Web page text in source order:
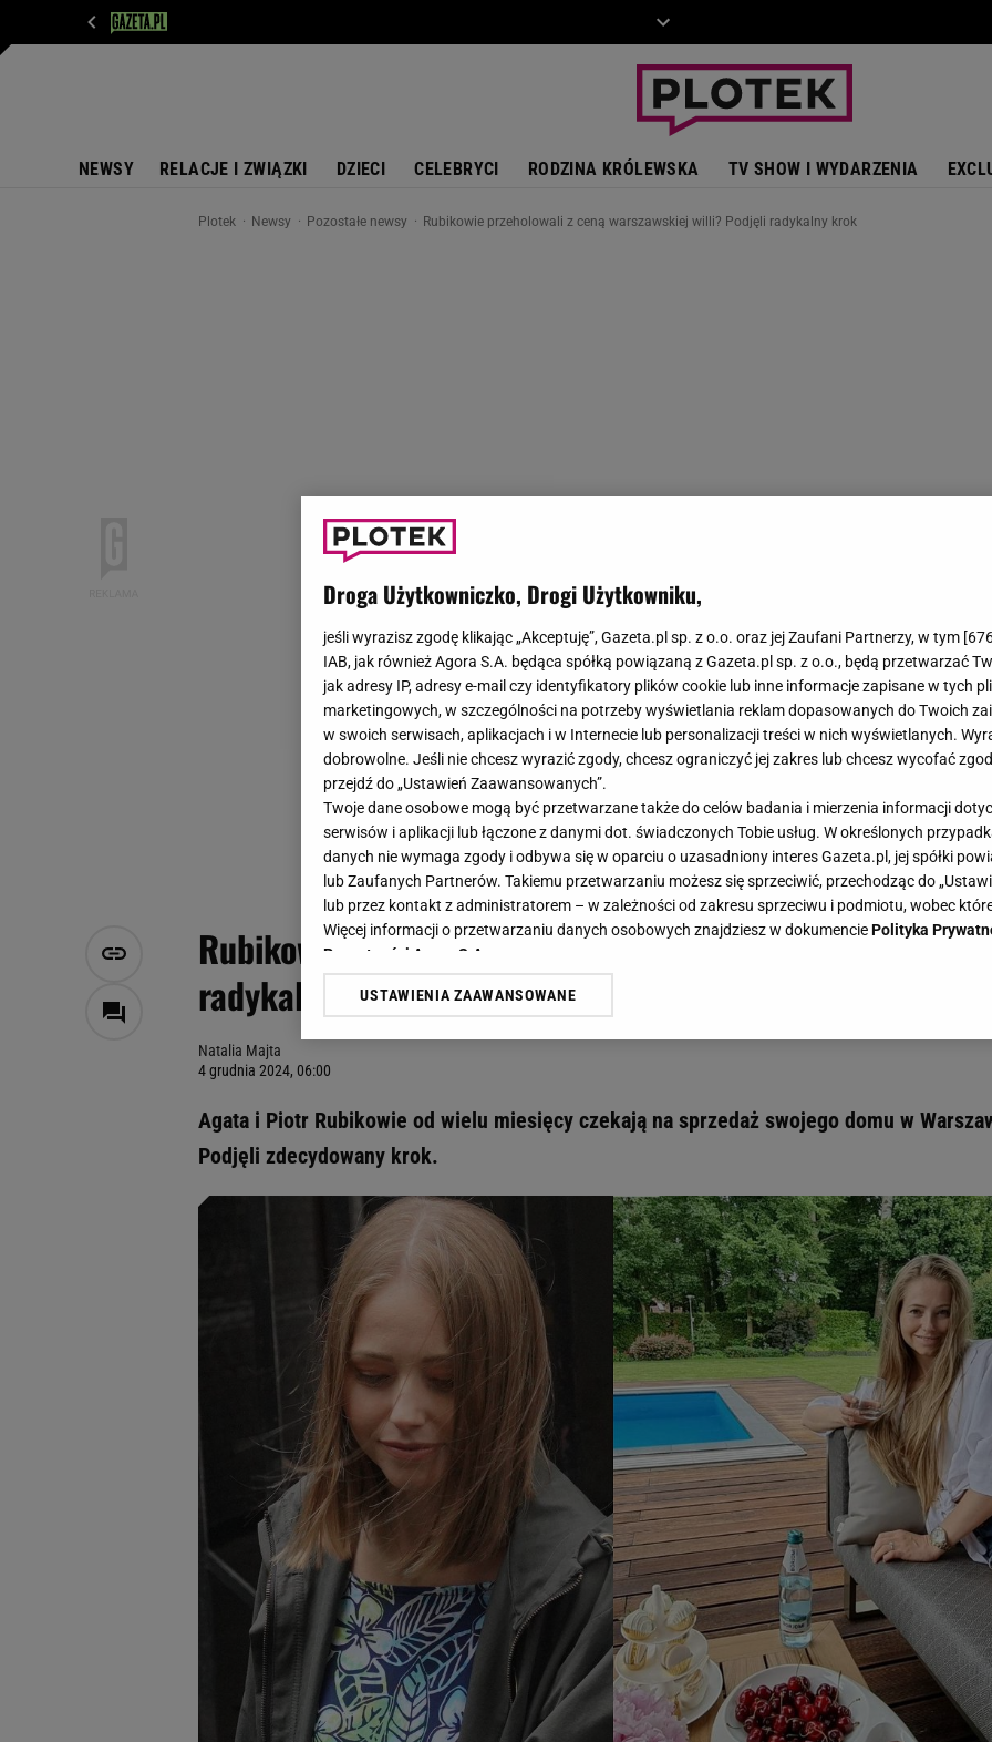
NEWSY RELACJE I ZWIĄZKI DZIECI CELEBRYCI RODZINA KRÓLEWSKA TV SHOW I WYDARZENIA
Plotek Newsy Pozostałe newsy Rubikowie przeholowali z ceną warszawskiej willi? Podjęli radykalny krok
Rubikowie przeholowali z ceną warszawskiej willi?
radykalny krok
Natalia Majta
4 grudnia 2024, 06:00
Agata i Piotr Rubikowie od wielu miesięcy czekają na sprzedaż swojego domu w
Podjęli zdecydowany krok.
Droga Użytkowniczko, Drogi Użytkowniku,
jeśli wyrazisz zgodę klikając „Akceptuję”, Gazeta.pl sp. z o.o. oraz jej Zaufani Partnerzy, w tym [
IAB, jak również Agora S.A. będąca spółką powiązaną z Gazeta.pl sp. z o.o., będą przetwarzać
jak adresy IP, adresy e-mail czy identyfikatory plików cookie lub inne informacje zapisane w tych
marketingowych, w szczególności na potrzeby wyświetlania reklam dopasowanych do Twoich
w swoich serwisach, aplikacjach i w Internecie lub personalizacji treści w nich wyświetlanych.
dobrowolne. Jeśli nie chcesz wyrazić zgody, chcesz ograniczyć jej zakres lub chcesz wycofać
przejdź do „Ustawień Zaawansowanych”.
Twoje dane osobowe mogą być przetwarzane także do celów badania i mierzenia informacji
serwisów i aplikacji lub łączone z danymi dot. świadczonych Tobie usług. W określonych
danych nie wymaga zgody i odbywa się w oparciu o uzasadniony interes Gazeta.pl, jej spółki
lub Zaufanych Partnerów. Takiemu przetwarzaniu możesz się sprzeciwić, przechodząc do
lub przez kontakt z administratorem – w zależności od zakresu sprzeciwu i podmiotu, wobec
Więcej informacji o przetwarzaniu danych osobowych znajdziesz w dokumenciePolityka
Prywatności Agora S.A.
Klikając „Akceptuję” wyrażasz też zgodę na zainstalowanie i przechowywanie plików cookie
odnośnik „Ustawienia prywatności ” w stopce serwisu i przechodząc do „Ustawień
My, nasi Zaufani Partnerzy i Agora S.A. możemy przetwarzać dane osobowe w następujących
Użycie dokładnych danych geolokalizacyjnych. Aktywne skanowanie charakterystyki urządzenia
Przechowywanie informacji na urządzeniu lub dostęp do nich. Spersonalizowane reklamy i treści,
badnie odbiorców i ulepszanie usług.
Lista Zaufanych Partnerów
USTAWIENIA ZAAWANSOWANE